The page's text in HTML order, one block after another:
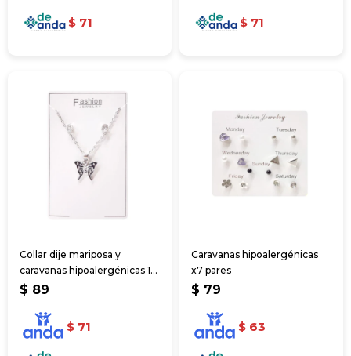
$ 71 $ 71
Collar dije mariposa y
caravanas hipoalergénicas 1
par
$ 89
$ 71
Caravanas hipoalergénicas
x7 pares
$ 79
$ 63